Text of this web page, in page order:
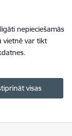
nepieciešamās
vietnē var tikt
visas